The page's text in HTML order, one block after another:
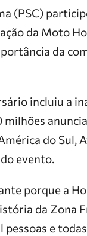
(PSC)
da Moto
da
incluiu a
do Sul,
evento.
porque a
da Zona
e